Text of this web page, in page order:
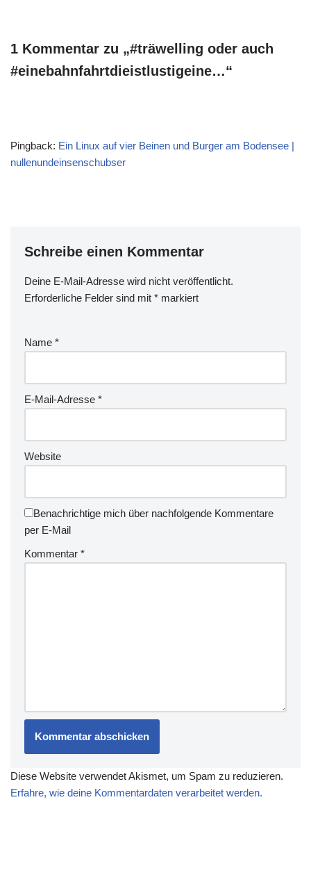
1 Kommentar zu „#träwelling oder auch
#einebahnfahrtdieistlustigeine…“
Pingback: Ein Linux auf vier Beinen und Burger am Bodensee |
nullenundeinsenschubser
Schreibe einen Kommentar
Deine E-Mail-Adresse wird nicht veröffentlicht.
Erforderliche Felder sind mit * markiert
Name *
E-Mail-Adresse *
Website
Benachrichtige mich über nachfolgende Kommentare
per E-Mail
Kommentar *
Diese Website verwendet Akismet, um Spam zu reduzieren.
Erfahre, wie deine Kommentardaten verarbeitet werden.